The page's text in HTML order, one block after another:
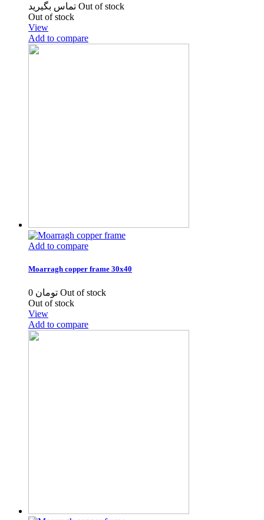
تماس بگیرید Out of stock
Out of stock
View
Add to compare
Add to compare
Moarragh copper frame 30x40
0 تومان Out of stock
Out of stock
View
Add to compare